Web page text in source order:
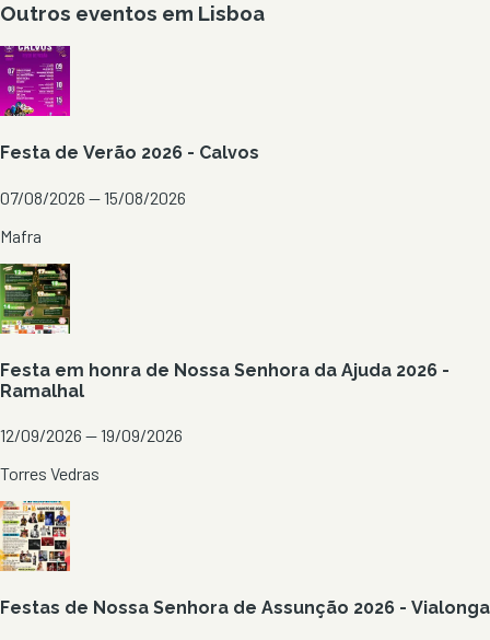
Outros eventos em Lisboa
Festa de Verão 2026 - Calvos
07/08/2026 — 15/08/2026
Mafra
Festa em honra de Nossa Senhora da Ajuda 2026 -
Ramalhal
12/09/2026 — 19/09/2026
Torres Vedras
Festas de Nossa Senhora de Assunção 2026 - Vialonga